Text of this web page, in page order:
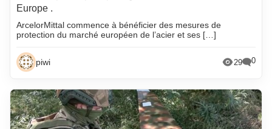
Europe .
ArcelorMittal commence à bénéficier des mesures de
protection du marché européen de l’acier et ses […]
piwi 29 0